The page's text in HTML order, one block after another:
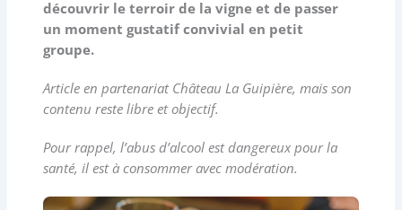
découvrir le terroir de la vigne et de passer
un moment gustatif convivial en petit
groupe.
Article en partenariat Château La Guipière, mais son
contenu reste libre et objectif.
Pour rappel, l’abus d’alcool est dangereux pour la
santé, il est à consommer avec modération.